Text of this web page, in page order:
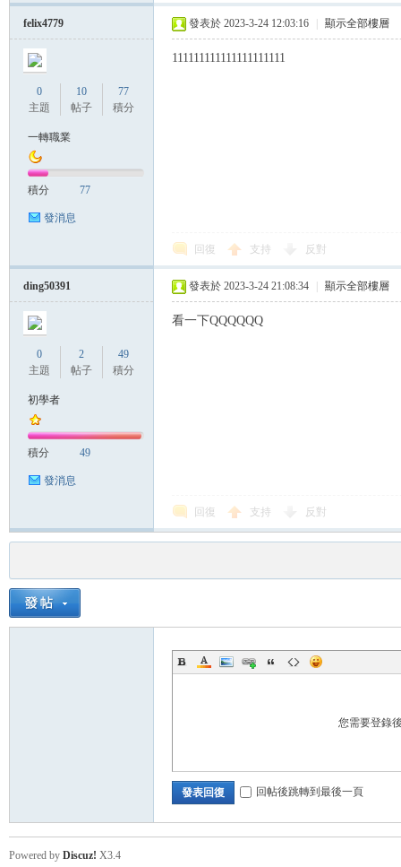
felix4779
0
主題
10
帖子
77
積分
一轉職業
積分 77
發消息
發表於 2023-3-24 12:03:16 顯示全部樓層
111111111111111111111
回復 支持 反對
ding50391
0
主題
2
帖子
49
積分
初學者
積分 49
發消息
發表於 2023-3-24 21:08:34 顯示全部樓層
看一下QQQQQQ
回復 支持 反對
您需要登錄
發表回復 回帖後跳轉到最後一頁
Powered by Discuz! X3.4